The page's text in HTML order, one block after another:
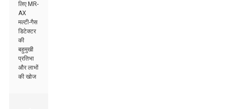
लिए MR-
AX
मल्टी-गैस
डिटेक्टर
की
बहुमुखी
प्रतिभा
और लाभों
की खोज